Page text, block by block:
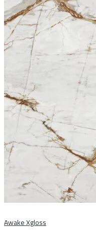
Awake Xgloss